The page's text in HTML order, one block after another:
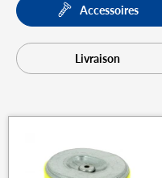
Accessoires
Livraison